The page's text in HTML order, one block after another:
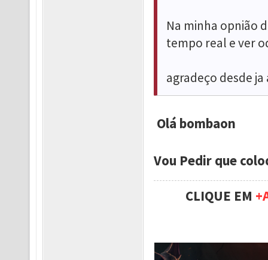
Na minha opnião
tempo real e ver
agradeço desde
Olá bombaon
Vou Pedir que
CLIQUE EM